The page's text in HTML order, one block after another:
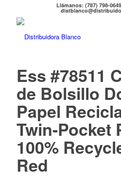
Llámanos: (787) 798-
Ess #78511
de Bolsillo
Papel
Twin-Pocket
100%
Red